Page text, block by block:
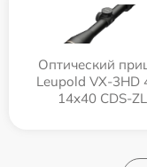
Оптический
Leupold VX-3HD
14x40 CDS-ZL